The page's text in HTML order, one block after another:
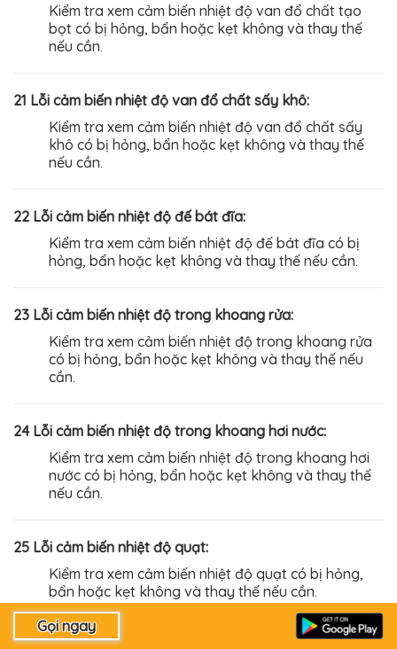
Kiểm tra xem cảm biến nhiệt độ van đổ chất tạo
bọt có bị hỏng, bẩn hoặc kẹt không và thay thế
nếu cần.
21 Lỗi cảm biến nhiệt độ van đổ chất sấy khô:
Kiểm tra xem cảm biến nhiệt độ van đổ chất sấy
khô có bị hỏng, bẩn hoặc kẹt không và thay thế
nếu cần.
22 Lỗi cảm biến nhiệt độ đế bát đĩa:
Kiểm tra xem cảm biến nhiệt độ đế bát đĩa có bị
hỏng, bẩn hoặc kẹt không và thay thế nếu cần.
23 Lỗi cảm biến nhiệt độ trong khoang rửa:
Kiểm tra xem cảm biến nhiệt độ trong khoang rửa
có bị hỏng, bẩn hoặc kẹt không và thay thế nếu
cần.
24 Lỗi cảm biến nhiệt độ trong khoang hơi nước:
Kiểm tra xem cảm biến nhiệt độ trong khoang hơi
nước có bị hỏng, bẩn hoặc kẹt không và thay thế
nếu cần.
25 Lỗi cảm biến nhiệt độ quạt:
Kiểm tra xem cảm biến nhiệt độ quạt có bị hỏng,
bẩn hoặc kẹt không và thay thế nếu cần.
26 Lỗi cảm biến nhiệt độ nước vào trong vận hành chế